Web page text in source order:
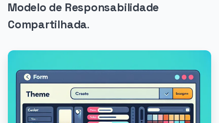
Modelo de Responsabilidade
Compartilhada.